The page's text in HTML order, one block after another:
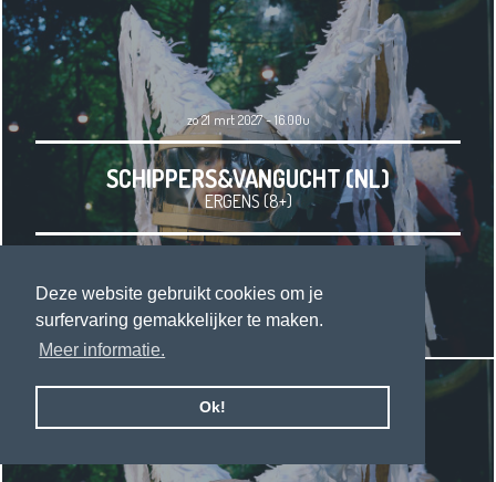
Deze website gebruikt cookies om je
surfervaring gemakkelijker te maken.
Meer informatie.
Ok!
zo 21 mrt 2027 - 16.00u
SCHIPPERS&VANGUCHT (NL)
ERGENS (8+)